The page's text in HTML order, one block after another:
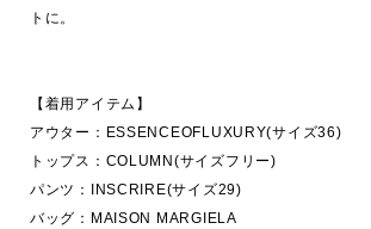
トに。
【着用アイテム】
アウター：ESSENCEOFLUXURY(サイズ36)
トップス：COLUMN(サイズフリー)
パンツ：INSCRIRE(サイズ29)
バッグ：MAISON MARGIELA